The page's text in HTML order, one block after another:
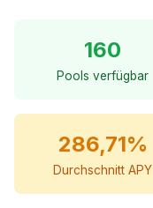
160
Pools verfügbar
286,71%
Durchschnitt APY